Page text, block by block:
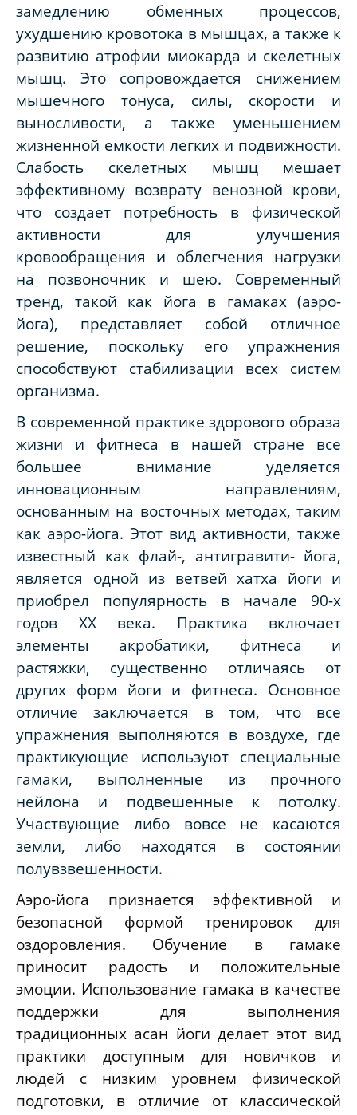
замедлению обменных процессов,
ухудшению кровотока в мышцах, а также к
развитию атрофии миокарда и скелетных
мышц. Это сопровождается снижением
мышечного тонуса, силы, скорости и
выносливости, а также уменьшением
жизненной емкости легких и подвижности.
Слабость скелетных мышц мешает
эффективному возврату венозной крови,
что создает потребность в физической
активности для улучшения
кровообращения и облегчения нагрузки
на позвоночник и шею. Современный
тренд, такой как йога в гамаках (аэро-
йога), представляет собой отличное
решение, поскольку его упражнения
способствуют стабилизации всех систем
организма.
В современной практике здорового образа
жизни и фитнеса в нашей стране все
большее внимание уделяется
инновационным направлениям,
основанным на восточных методах, таким
как аэро-йога. Этот вид активности, также
известный как флай-, антигравити- йога,
является одной из ветвей хатха йоги и
приобрел популярность в начале 90-х
годов XX века. Практика включает
элементы акробатики, фитнеса и
растяжки, существенно отличаясь от
других форм йоги и фитнеса. Основное
отличие заключается в том, что все
упражнения выполняются в воздухе, где
практикующие используют специальные
гамаки, выполненные из прочного
нейлона и подвешенные к потолку.
Участвующие либо вовсе не касаются
земли, либо находятся в состоянии
полувзвешенности.
Аэро-йога признается эффективной и
безопасной формой тренировок для
оздоровления. Обучение в гамаке
приносит радость и положительные
эмоции. Использование гамака в качестве
поддержки для выполнения
традиционных асан йоги делает этот вид
практики доступным для новичков и
людей с низким уровнем физической
подготовки, в отличие от классической